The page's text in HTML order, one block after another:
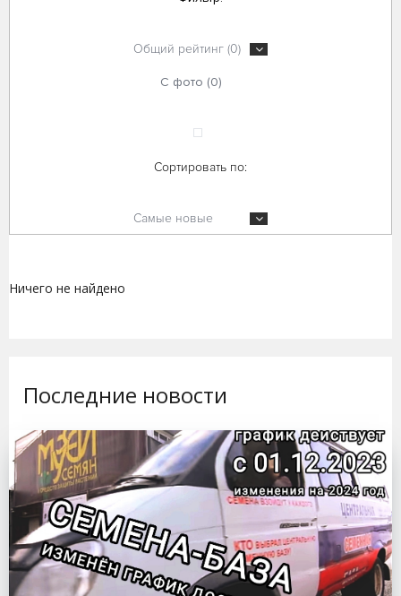
Общий рейтинг (0)
С фото (0)
Сортировать по:
Самые новые
Ничего не найдено
Последние новости